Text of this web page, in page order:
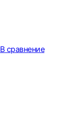
В сравнение